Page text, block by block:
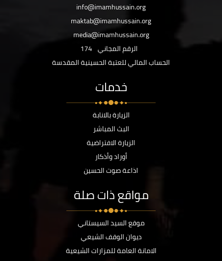
info@imamhussain.org
maktab@imamhussain.org
media@imamhussain.org
الرقم المجاني 174
الحساب المالي للعتبة الحسينية المقدسة
خدمات
الزيارة بالانابة
البث المباشر
الزيارة الافتراضية
أوراد وأذكار
اذاعة صوت الحسين
مواقع ذات صلة
موقع السيد السيستاني
ديوان الوقف الشيعي
الامانة العامة للمزارات الشيعية